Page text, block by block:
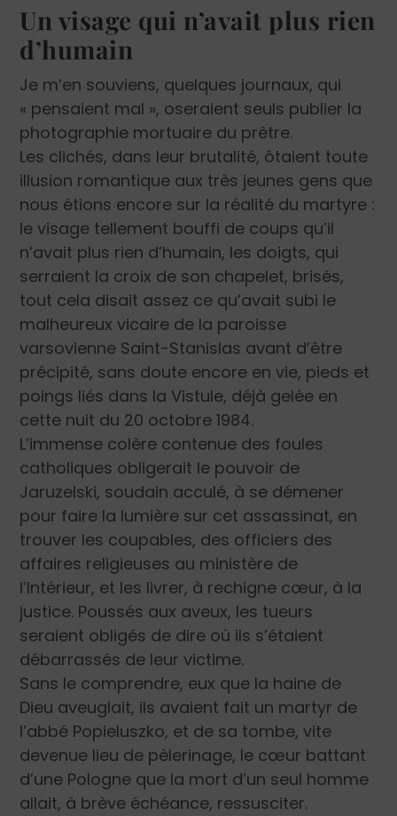
Un visage qui n’avait plus rien
d’humain
Je m’en souviens, quelques journaux, qui
« pensaient mal », oseraient seuls publier la
photographie mortuaire du prêtre.
Les clichés, dans leur brutalité, ôtaient toute
illusion romantique aux très jeunes gens que
nous étions encore sur la réalité du martyre :
le visage tellement bouffi de coups qu’il
n’avait plus rien d’humain, les doigts, qui
serraient la croix de son chapelet, brisés,
tout cela disait assez ce qu’avait subi le
malheureux vicaire de la paroisse
varsovienne Saint-Stanislas avant d’être
précipité, sans doute encore en vie, pieds et
poings liés dans la Vistule, déjà gelée en
cette nuit du 20 octobre 1984.
L’immense colère contenue des foules
catholiques obligerait le pouvoir de
Jaruzelski, soudain acculé, à se démener
pour faire la lumière sur cet assassinat, en
trouver les coupables, des officiers des
affaires religieuses au ministère de
l’Intérieur, et les livrer, à rechigne cœur, à la
justice. Poussés aux aveux, les tueurs
seraient obligés de dire où ils s’étaient
débarrassés de leur victime.
Sans le comprendre, eux que la haine de
Dieu aveuglait, ils avaient fait un martyr de
l’abbé Popieluszko, et de sa tombe, vite
devenue lieu de pèlerinage, le cœur battant
d’une Pologne que la mort d’un seul homme
allait, à brève échéance, ressusciter.